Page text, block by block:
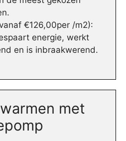
€126,00per /m2):
energie, werkt
en is inbraakwerend.
met